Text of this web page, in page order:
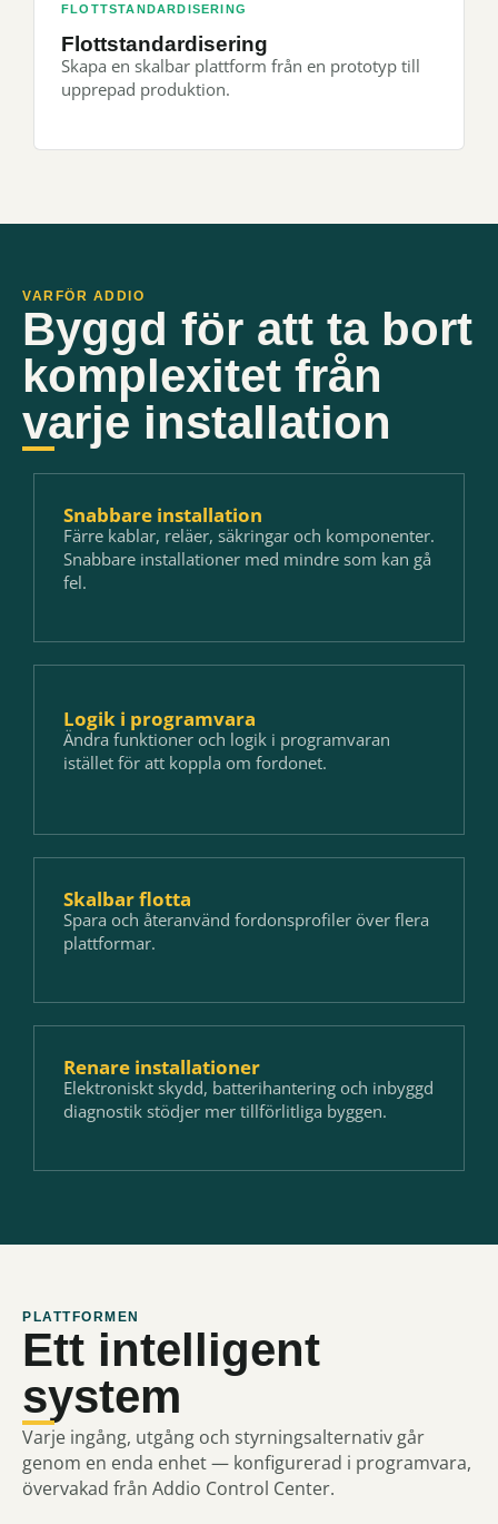
FLOTTSTANDARDISERING
Flottstandardisering
Skapa en skalbar plattform från en prototyp till
upprepad produktion.
VARFÖR ADDIO
Byggd för att ta bort
komplexitet från
varje installation
Snabbare installation
Färre kablar, reläer, säkringar och komponenter.
Snabbare installationer med mindre som kan gå
fel.
Logik i programvara
Ändra funktioner och logik i programvaran
istället för att koppla om fordonet.
Skalbar flotta
Spara och återanvänd fordonsprofiler över flera
plattformar.
Renare installationer
Elektroniskt skydd, batterihantering och inbyggd
diagnostik stödjer mer tillförlitliga byggen.
PLATTFORMEN
Ett intelligent
system
Varje ingång, utgång och styrningsalternativ går
genom en enda enhet — konfigurerad i programvara,
övervakad från Addio Control Center.